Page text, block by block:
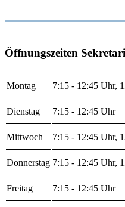
Öffnungszeiten
Montag 7:15 - 12:45 Uhr,
Dienstag 7:15 - 12:45 Uhr
Mittwoch 7:15 - 12:45 Uhr,
Donnerstag 7:15 - 12:45 Uhr,
Freitag 7:15 - 12:45 Uhr